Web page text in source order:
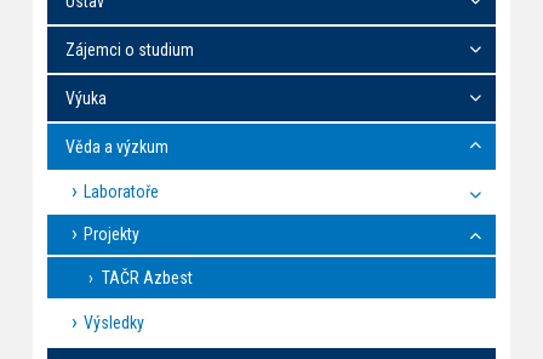
Zájemci o studium
Výuka
Věda a výzkum
Laboratoře
Projekty
TAČR Azbest
Výsledky